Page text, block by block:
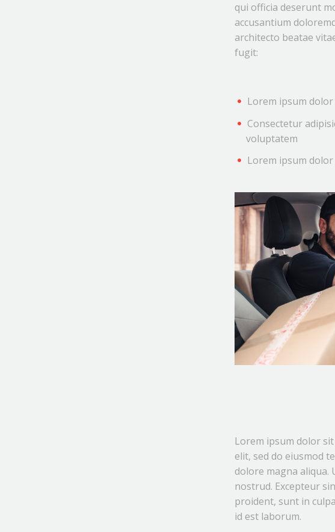
qui officia deserunt
accusantium
architecto beatae
fugit:
Lorem ipsum
Consectetur
voluptatem
Lorem ipsum
Lorem ipsum dolor
elit, sed do eiusmod
dolore magna aliqua.
nostrud. Excepteur
proident, sunt in
id est laborum.